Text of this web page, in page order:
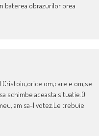
baterea obrazurilor prea
om,care e om,se
schimbe aceasta situatie.O
am sa-l votez.Le trebuie